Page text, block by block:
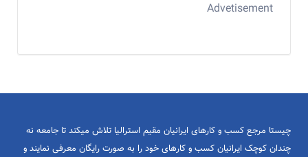
Advetisement
چیستا مرجع کسب و کارهای ایرانیان مقیم استرالیا تلاش میکند تا جامعه نه
چندان کوچک ایرانیان کسب و کارهای خود را به صورت رایگان معرفی نمایند و